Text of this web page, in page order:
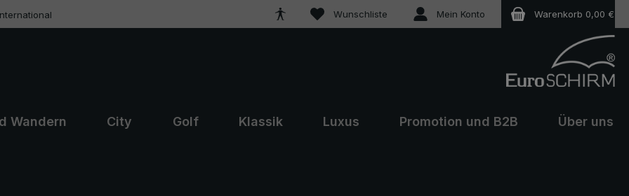
Wunschliste Du hast 0 Produkte auf dem Merkzettel
Mein Konto Warenkorb 0,00 €
Wandern City Golf Klassik Luxus Promotion und B2B Über uns